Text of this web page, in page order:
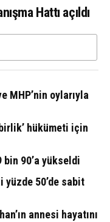
Hattı açıldı
MHP’nin oylarıyla
hükümeti için
bin 90’a yükseldi
50’de sabit
annesi hayatını